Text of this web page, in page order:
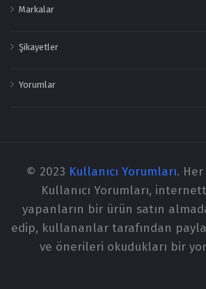
Markalar
Şikayetler
Yorumlar
© 2023 Kullanıcı Yorumları. Her
Kullanıcı Yorumları,
yapanların bir ürün satın
edip, kullananlar tarafından
ve önerileri okudukları bir